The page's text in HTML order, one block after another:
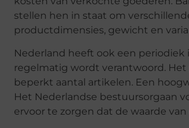
stellen hen in staat om
productdimensies, gewicht en
Nederland heeft ook een periodiek
regelmatig wordt verantwoord.
beperkt aantal artikelen. Een
Het Nederlandse bestuursorgaan
ervoor te zorgen dat de waarde